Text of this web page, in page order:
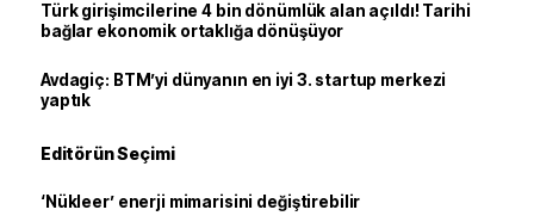
Türk girişimcilerine 4 bin dönümlük alan açıldı! Tarihi
bağlar ekonomik ortaklığa dönüşüyor
Avdagiç: BTM’yi dünyanın en iyi 3. startup merkezi
yaptık
Editörün Seçimi
‘Nükleer’ enerji mimarisini değiştirebilir